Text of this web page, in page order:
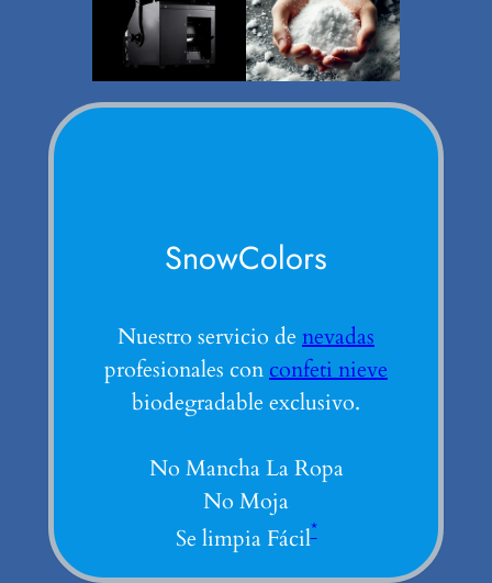
SnowColors
Nuestro servicio de nevadas
profesionales con confeti nieve
biodegradable exclusivo.
No Mancha La Ropa
No Moja
Se limpia Fácil*